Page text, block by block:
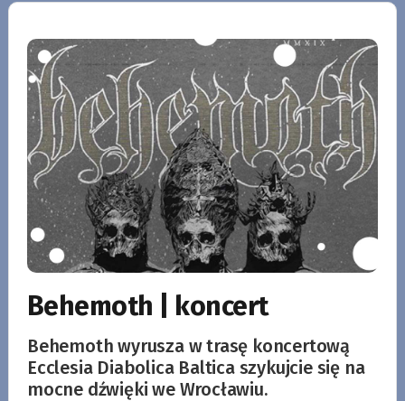
Behemoth | koncert
Behemoth wyrusza w trasę koncertową
Ecclesia Diabolica Baltica szykujcie się na
mocne dźwięki we Wrocławiu.